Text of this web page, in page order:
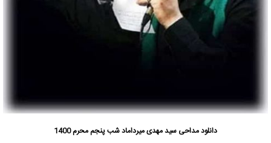
دانلود مداحی سید مهدی میرداماد شب پنجم محرم 1400